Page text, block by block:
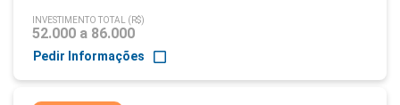
INVESTIMENTO TOTAL (R$)
52.000 a 86.000
Pedir Informações